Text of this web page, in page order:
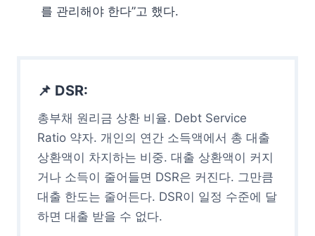
를 관리해야 한다”고 했다.
📌 DSR:
총부채 원리금 상환 비율. Debt Service
Ratio 약자. 개인의 연간 소득액에서 총 대출
상환액이 차지하는 비중. 대출 상환액이 커지
거나 소득이 줄어들면 DSR은 커진다. 그만큼
대출 한도는 줄어든다. DSR이 일정 수준에 달
하면 대출 받을 수 없다.